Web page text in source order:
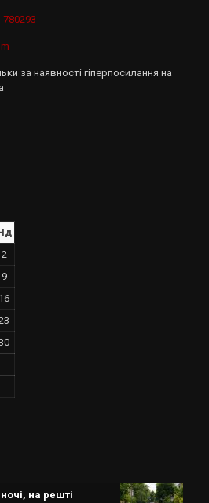
780293
за наявності гіперпосилання на
2
9
16
на решті